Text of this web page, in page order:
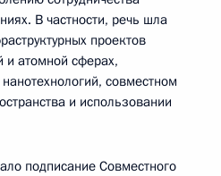
В частности, речь шла
проектов
и атомной сферах,
совместном
и использовании
подписание Совместного